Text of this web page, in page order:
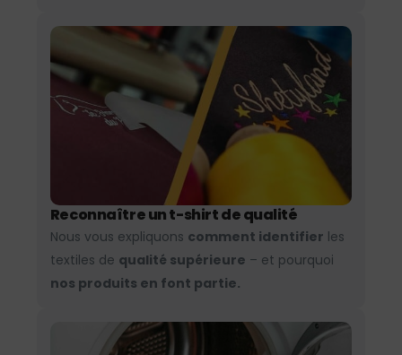
Reconnaître un t-shirt de qualité
Nous vous expliquons comment identifier les
textiles de qualité supérieure – et pourquoi
nos produits en font partie.